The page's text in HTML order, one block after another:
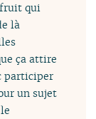
qui
là
ça attire
participer
un sujet